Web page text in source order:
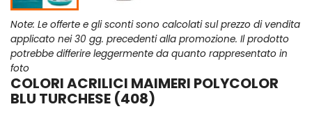
Note: Le offerte e gli sconti sono calcolati sul prezzo di vendita
applicato nei 30 gg. precedenti alla promozione. Il prodotto
potrebbe differire leggermente da quanto rappresentato in
foto
COLORI ACRILICI MAIMERI POLYCOLOR
BLU TURCHESE (408)